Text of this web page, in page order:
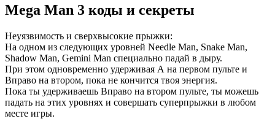
Mega Man 3 коды и секреты
Неуязвимость и сверхвысокие прыжки:
На одном из следующих уровней Needle Man, Snake Man,
Shadow Man, Gemini Man специально падай в дыру.
При этом одновременно удерживая А на первом пульте и
Вправо на втором, пока не кончится твоя энергия.
Пока ты удерживаешь Вправо на втором пульте, ты можешь
падать на этих уровнях и совершать суперпрыжки в любом
месте игры.